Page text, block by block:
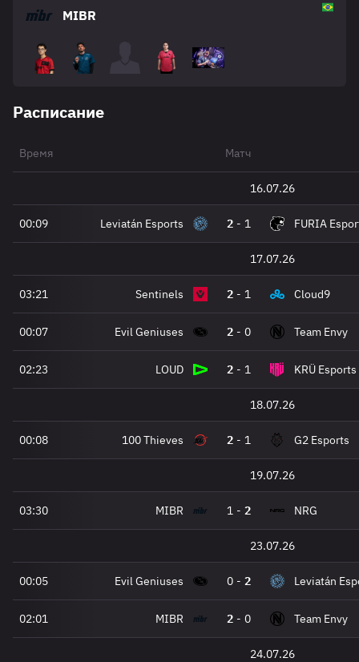
MIBR
Расписание
Время Матч
16.07.26
00:09 Leviatán Esports 2 - 1 FURIA
17.07.26
03:21 Sentinels 2 - 1 Cloud9
00:07 Evil Geniuses 2 - 0 Team Envy
02:23 LOUD 2 - 1 KRÜ Esports
18.07.26
00:08 100 Thieves 2 - 1 G2 Esports
19.07.26
03:30 MIBR 1 - 2 NRG
23.07.26
00:05 Evil Geniuses 0 - 2 Leviatán
02:01 MIBR 2 - 0 Team Envy
24.07.26